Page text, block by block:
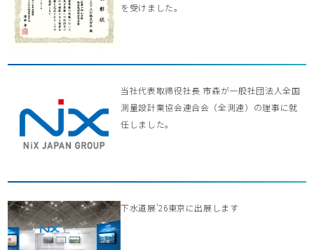
を受けました。
当社代表取締役社長 市森が一般社団法人全国
測量設計業協会連合会（全測連）の理事に就
任しました。
下水道展’26東京に出展します